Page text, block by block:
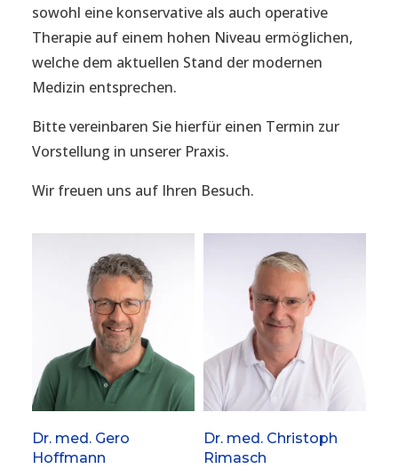
sowohl eine konservative als auch operative
Therapie auf einem hohen Niveau ermöglichen,
welche dem aktuellen Stand der modernen
Medizin entsprechen.
Bitte vereinbaren Sie hierfür einen Termin zur
Vorstellung in unserer Praxis.
Wir freuen uns auf Ihren Besuch.
Dr. med. Gero
Hoffmann
Dr. med. Christoph
Rimasch